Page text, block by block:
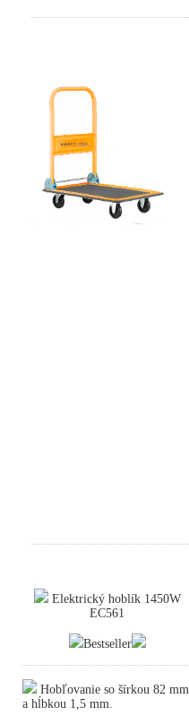
Elektrický hoblík 1450W
EC561
Bestseller
Hobľovanie so šírkou 82 mm
a hĺbkou 1,5 mm.